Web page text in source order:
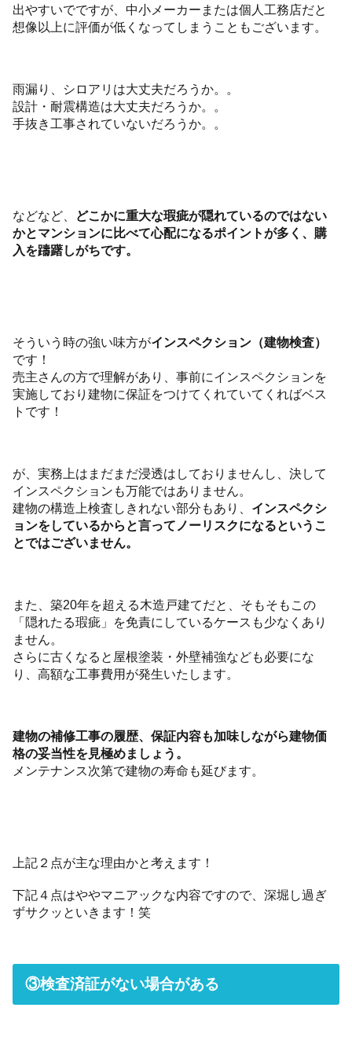
出やすいでですが、中小メーカーまたは個人工務店だと
想像以上に評価が低くなってしまうこともございます。
雨漏り、シロアリは大丈夫だろうか。。
設計・耐震構造は大丈夫だろうか。。
手抜き工事されていないだろうか。。
などなど、 どこかに重大な瑕疵が隠れているのではない
かとマンションに比べて心配になるポイントが多く、購
入を躊躇しがちです。
そういう時の強い味方がインスペクション（建物検査）
です！
売主さんの方で理解があり、事前にインスペクションを
実施しており建物に保証をつけてくれていてくればベス
トです！
が、実務上はまだまだ浸透はしておりませんし、決して
インスペクションも万能ではありません。
建物の構造上検査しきれない部分もあり、 インスペクシ
ョンをしているからと言ってノーリスクになるというこ
とではございません。
また、築20年を超える木造戸建てだと、そもそもこの
「隠れたる瑕疵」を免責にしているケースも少なくあり
ません。
さらに古くなると屋根塗装・外壁補強なども必要にな
り、高額な工事費用が発生いたします。
建物の補修工事の履歴、保証内容も加味しながら建物価
格の妥当性を見極めましょう。
メンテナンス次第で建物の寿命も延びます。
上記２点が主な理由かと考えます！
下記４点はややマニアックな内容ですので、深堀し過ぎ
ずサクッといきます！笑
③検査済証がない場合がある